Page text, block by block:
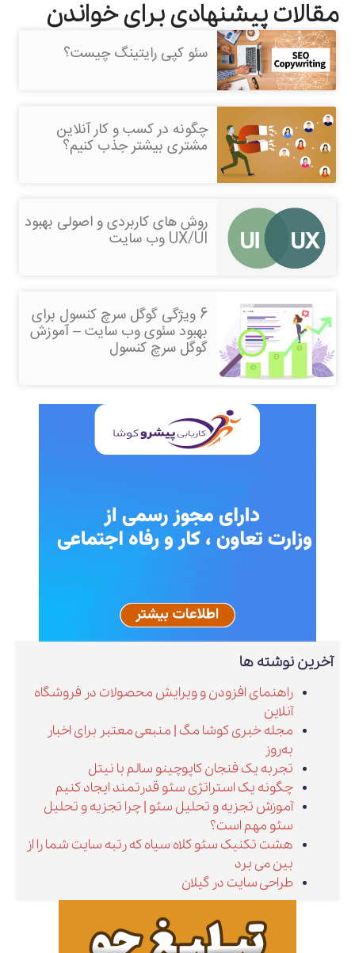
مقالات پیشنهادی برای خواندن
سئو کپی رایتینگ چیست؟
چگونه در کسب و کار آنلاین
مشتری بیشتر جذب کنیم؟
روش های کاربردی و اصولی بهبود
UX/UI وب سایت
6 ویژگی گوگل سرچ کنسول برای
بهبود سئوی وب سایت – آموزش
گوگل سرچ کنسول
آخرین نوشته ها
راهنمای افزودن و ویرایش محصولات در فروشگاه
آنلاین
مجله خبری کوشا مگ | منبعی معتبر برای اخبار
به‌روز
تجربه یک فنجان کاپوچینو سالم با نیتل
چگونه یک استراتژی سئو قدرتمند ایجاد کنیم
آموزش تجزیه و تحلیل سئو | چرا تجزیه و تحلیل
سئو مهم است؟
هشت تکنیک سئو کلاه سیاه که رتبه سایت شما را از
بین می برد
طراحی سایت در گیلان